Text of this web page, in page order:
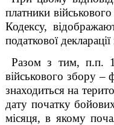
платники
Кодексу,
податкової
Разом з тим, п.п.
військового збору –
знаходиться на
дату початку
місяця, в якому